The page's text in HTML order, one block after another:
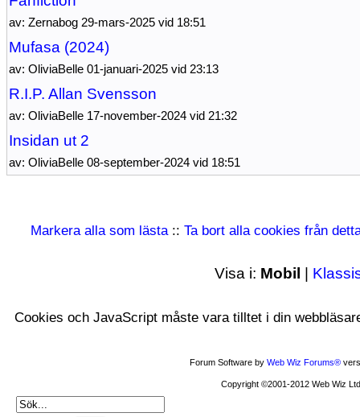
av: Zernabog 29-mars-2025 vid 18:51
Mufasa (2024)
av: OliviaBelle 01-januari-2025 vid 23:13
R.I.P. Allan Svensson
av: OliviaBelle 17-november-2024 vid 21:32
Insidan ut 2
av: OliviaBelle 08-september-2024 vid 18:51
Markera alla som lästa :: Ta bort alla cookies från
Visa i: Mobil |
Cookies och JavaScript måste vara tilltet i din
Forum Software by Web Wiz Forums®
Copyright ©2001-2012 Web Wiz